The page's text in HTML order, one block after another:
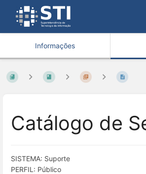
Informações
Catálogo de
SISTEMA: Suporte
PERFIL: Público